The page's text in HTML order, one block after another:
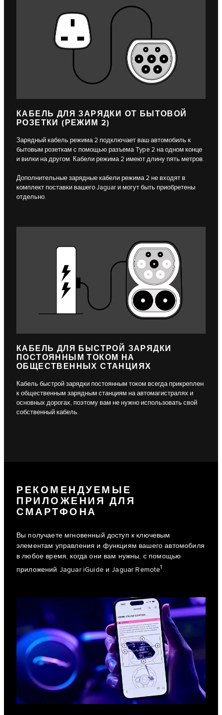
КАБЕЛЬ ДЛЯ ЗАРЯДКИ ОТ БЫТОВОЙ
РОЗЕТКИ (РЕЖИМ 2)
Зарядный кабель режима 2 подключает ваш автомобиль к
бытовым розеткам с помощью разъема Type 2 на одном конце
и вилки на другом. Кабели режима 2 имеют длину пять метров.
Дополнительные зарядные кабели режима 2 не входят в
комплект поставки вашего Jaguar и могут быть приобретены
отдельно.
КАБЕЛЬ ДЛЯ БЫСТРОЙ ЗАРЯДКИ
ПОСТОЯННЫМ ТОКОМ НА
ОБЩЕСТВЕННЫХ СТАНЦИЯХ
Кабель быстрой зарядки постоянным током всегда прикреплен
к общественным зарядным станциям на автомагистралях и
основных дорогах, поэтому вам не нужно использовать свой
собственный кабель.
РЕКОМЕНДУЕМЫЕ
ПРИЛОЖЕНИЯ ДЛЯ
СМАРТФОНА
Вы получаете мгновенный доступ к ключевым
элементам управления и функциям вашего автомобиля
в любое время, когда они вам нужны, с помощью
приложений Jaguar iGuide и Jaguar Remote1 .